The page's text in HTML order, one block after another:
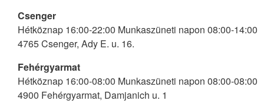
Csenger
Hétköznap 16:00-22:00 Munkaszüneti napon 08:00-14:00
4765 Csenger, Ady E. u. 16.
Fehérgyarmat
Hétköznap 16:00-08:00 Munkaszüneti napon 08:00-08:00
4900 Fehérgyarmat, Damjanich u. 1